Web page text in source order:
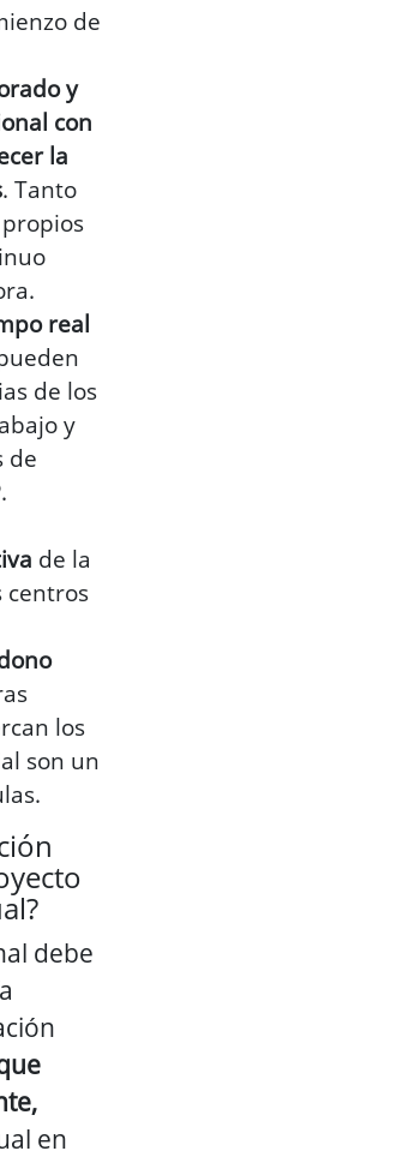
de
y
con
la
. Tanto
real
de los
y
de
de la
centros
los
son un
debe
en